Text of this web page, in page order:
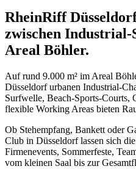
RheinRiff
zwischen Industrial-
Areal Böhler.
Auf rund 9.000 m² im Areal
Düsseldorf urbanen Industrial-
Surfwelle, Beach-Sports-Courts,
flexible Working Areas bieten
Ob Stehempfang, Bankett oder
Club in Düsseldorf lassen sich
Firmenevents, Sommerfeste,
vom kleinen Saal bis zur